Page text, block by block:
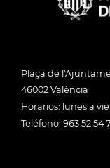
Plaça de
46002 València
Horarios: lunes a
Teléfono: 963 52 54